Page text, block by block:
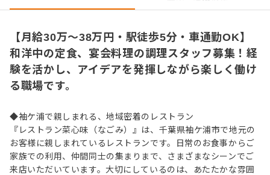
仕事を長く続けたい方にぴったりです。
【月給30万～38万円・駅徒歩5分・車通勤OK】
和洋中の定食、宴会料理の調理スタッフ募集！経
験を活かし、アイデアを発揮しながら楽しく働け
る職場です。
◆袖ケ浦で親しまれる、地域密着のレストラン
『レストラン菜心味（なごみ）』は、千葉県袖ケ浦市で地元の
お客様に親しまれているレストランです。日常のお食事からご
家族での利用、仲間同士の集まりまで、さまざまなシーンでご
来店いただいています。大切にしているのは、あたたかな雰囲